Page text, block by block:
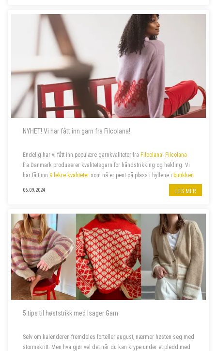
NYHET! Vi har fått inn garn fra Filcolana!
Endelig har vi fått inn populære garnkvaliteter fra Filcolana! Filcolana
fra Danmark produserer kvalitetsgarn for håndstrikking og hekling. Vi
har fått inn 9 lekre kvaliteter som nå er pent på plass i hyllene i butikken
06.09.2024 LES MER
5 tips til høststrikk med Isager Garn
Selv om kalenderen fremdeles forteller august, nærmer høsten seg med
stormskritt. Men hva gjør vel det når du kan krype under et pledd med